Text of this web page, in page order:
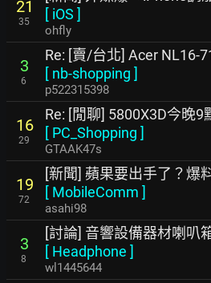
21
35
[ iOS ]
ohfly
3
6
Re: [賣/台北] Acer NL16-
[ nb-shopping ]
p522315398
16
29
Re: [閒聊] 5800X3D今晚9
[ PC_Shopping ]
GTAAK47s
19
72
[新聞] 蘋果要出手了？爆
[ MobileComm ]
asahi98
3
8
[討論] 音響設備器材喇叭
[ Headphone ]
wl1445644